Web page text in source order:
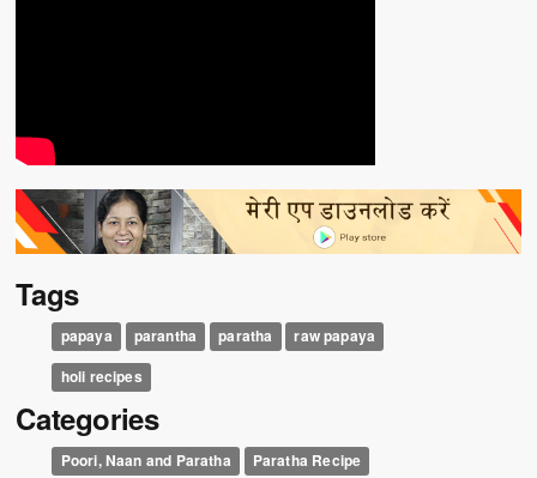
Tags
papaya parantha paratha
raw papaya
holi recipes
Categories
Poori, Naan and Paratha Paratha Recipe